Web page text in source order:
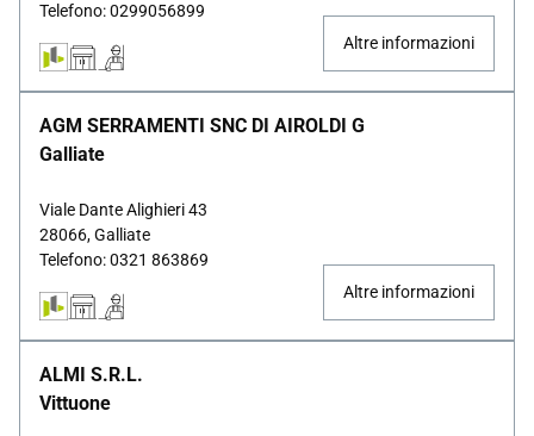
Telefono: 0299056899
Altre informazioni
AGM SERRAMENTI SNC DI AIROLDI G
Galliate
Viale Dante Alighieri 43
28066, Galliate
Telefono: 0321 863869
Altre informazioni
ALMI S.R.L.
Vittuone